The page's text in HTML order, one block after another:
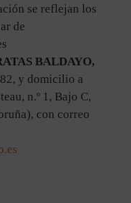
se reflejan los
de
BALDAYO,
y domicilio a
n.º 1, Bajo C,
con correo